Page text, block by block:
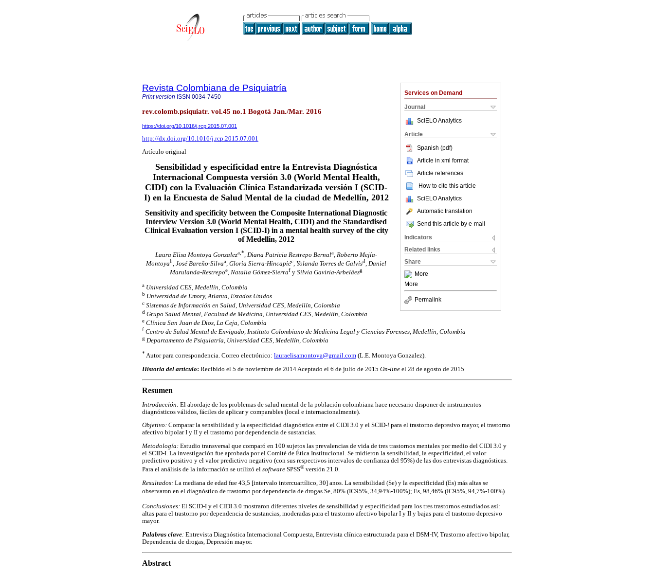
Services on Demand
Journal
SciELO Analytics
Article
Spanish (pdf)
Article in xml format
Article references
How to cite this article
SciELO Analytics
Automatic translation
Send this article by e-mail
Indicators
Related links
Share
More
More
Permalink
Revista Colombiana de Psiquiatría
Print version ISSN 0034-7450
rev.colomb.psiquiatr. vol.45 no.1 Bogotá Jan./Mar. 2016
https://doi.org/10.1016/j.rcp.2015.07.001
http://dx.doi.org/10.1016/j.rcp.2015.07.001
Artículo original
Sensibilidad y especificidad entre la Entrevista Diagnóstica
Internacional Compuesta versión 3.0 (World Mental Health,
CIDI) con la Evaluación Clínica Estandarizada versión I (SCID-
I) en la Encuesta de Salud Mental de la ciudad de Medellín, 2012
Sensitivity and specificity between the Composite International Diagnostic
Interview Version 3.0 (World Mental Health, CIDI) and the Standardised
Clinical Evaluation version I (SCID-I) in a mental health survey of the city
of Medellin, 2012
Laura Elisa Montoya Gonzaleza,*, Diana Patricia Restrepo Bernala, Roberto Mejía-
Montoyab, José Bareño-Silvaa, Gloria Sierra-Hincapiéc, Yolanda Torres de Galvisd, Daniel
Marulanda-Restrepoe, Natalia Gómez-Sierraf y Silvia Gaviria-Arbeláezg
a Universidad CES, Medellín, Colombia
b Universidad de Emory, Atlanta, Estados Unidos
c Sistemas de Información en Salud, Universidad CES, Medellín, Colombia
d Grupo Salud Mental, Facultad de Medicina, Universidad CES, Medellín, Colombia
e Clínica San Juan de Dios, La Ceja, Colombia
f Centro de Salud Mental de Envigado, Instituto Colombiano de Medicina Legal y Ciencias Forenses, Medellín, Colombia
g Departamento de Psiquiatría, Universidad CES, Medellín, Colombia
* Autor para correspondencia. Correo electrónico: lauraelisamontoya@gmail.com (L.E. Montoya Gonzalez).
Historia del artículo: Recibido el 5 de noviembre de 2014 Aceptado el 6 de julio de 2015 On-line el 28 de agosto de 2015
Resumen
Introducción: El abordaje de los problemas de salud mental de la población colombiana hace necesario disponer de instrumentos
diagnósticos válidos, fáciles de aplicar y comparables (local e internacionalmente).
Objetivo: Comparar la sensibilidad y la especificidad diagnóstica entre el CIDI 3.0 y el SCID-! para el trastorno depresivo mayor, el trastorno
afectivo bipolar I y II y el trastorno por dependencia de sustancias.
Metodología: Estudio transversal que comparó en 100 sujetos las prevalencias de vida de tres trastornos mentales por medio del CIDI 3.0 y
el SCID-I. La investigación fue aprobada por el Comité de Ética Institucional. Se midieron la sensibilidad, la especificidad, el valor
predictivo positivo y el valor predictivo negativo (con sus respectivos intervalos de confianza del 95%) de las dos entrevistas diagnósticas.
Para el análisis de la información se utilizó el software SPSS® versión 21.0.
Resultados: La mediana de edad fue 43,5 [intervalo intercuartílico, 30] anos. La sensibilidad (Se) y la especificidad (Es) más altas se
observaron en el diagnóstico de trastorno por dependencia de drogas Se, 80% (IC95%, 34,94%-100%); Es, 98,46% (IC95%, 94,7%-100%).
Conclusiones: El SCID-I y el CIDI 3.0 mostraron diferentes niveles de sensibilidad y especificidad para los tres trastornos estudiados así:
altas para el trastorno por dependencia de sustancias, moderadas para el trastorno afectivo bipolar I y II y bajas para el trastorno depresivo
mayor.
Palabras clave: Entrevista Diagnóstica Internacional Compuesta, Entrevista clínica estructurada para el DSM-IV, Trastorno afectivo bipolar,
Dependencia de drogas, Depresión mayor.
Abstract